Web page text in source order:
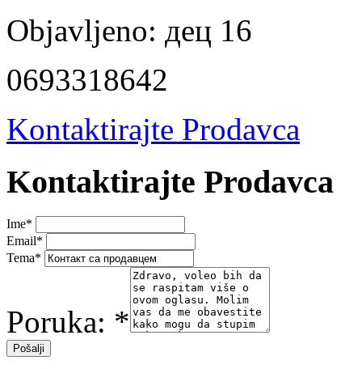
Objavljeno: дец 16
0693318642
Kontaktirajte Prodavca
Kontaktirajte Prodavca
Ime*
Email*
Tema*
Poruka: *